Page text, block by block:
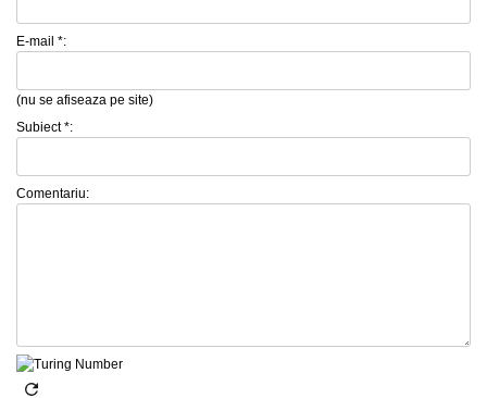
E-mail *:
(nu se afiseaza pe site)
Subiect *:
Comentariu: